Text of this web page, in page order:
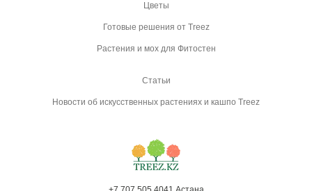
Цветы
Готовые решения от Treez
Растения и мох для Фитостен
Статьи
Новости об искусственных растениях и кашпо Treez